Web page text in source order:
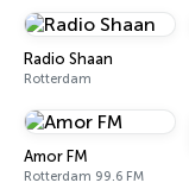
Radio Shaan
Rotterdam
Amor FM
Rotterdam 99.6 FM